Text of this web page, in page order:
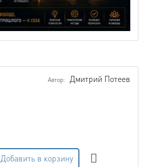
Автор: Дмитрий Потеев
Добавить в корзину